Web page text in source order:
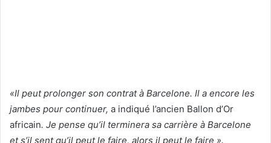
«Il peut prolonger son contrat à Barcelone. Il a encore les
jambes pour continuer, a indiqué l’ancien Ballon d’Or
africain. Je pense qu’il terminera sa carrière à Barcelone
et s’il sent qu’il peut le faire, alors il peut le faire ».